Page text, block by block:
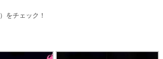
）をチェック！